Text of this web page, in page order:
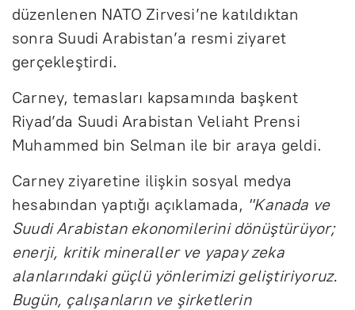
düzenlenen NATO Zirvesi’ne katıldıktan
sonra Suudi Arabistan’a resmi ziyaret
gerçekleştirdi.
Carney, temasları kapsamında başkent
Riyad’da Suudi Arabistan Veliaht Prensi
Muhammed bin Selman ile bir araya geldi.
Carney ziyaretine ilişkin sosyal medya
hesabından yaptığı açıklamada, "Kanada ve
Suudi Arabistan ekonomilerini dönüştürüyor;
enerji, kritik mineraller ve yapay zeka
alanlarındaki güçlü yönlerimizi geliştiriyoruz.
Bugün, çalışanların ve şirketlerin